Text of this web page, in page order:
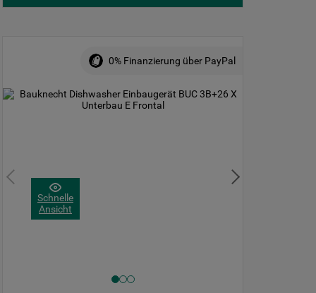
Schnelle
Ansicht
0% Finanzierung über PayPal